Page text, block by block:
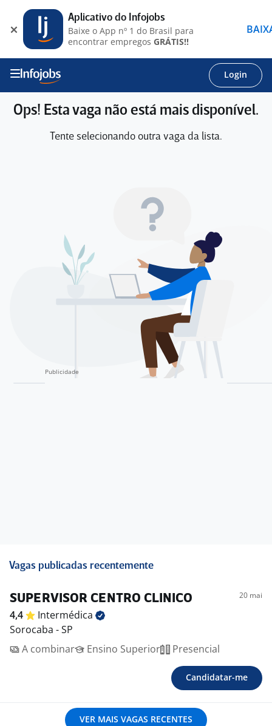
Login
Ops! Esta vaga não está mais disponível.
Tente selecionando outra vaga da lista.
Vagas publicadas recentemente
SUPERVISOR CENTRO CLINICO 20 mai
4,4
Intermédica
Sorocaba - SP
A combinar
Ensino Superior Presencial
Candidatar-me
VER MAIS VAGAS RECENTES
Aplicativo do Infojobs
Baixe o App nº 1 do Brasil para
encontrar empregos GRÁTIS!!